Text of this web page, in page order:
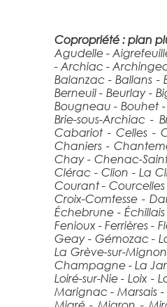
Copropriété : plan
Agudelle -
- Archiac -
Balanzac - Ballans -
Berneuil - Beurlay -
Bougneau - Bouhet
Brie-sous-Archiac -
Cabariot - Celles -
Chaniers -
Chay - Chenac-
Clérac - Clion - La
Courant -
Croix-Comtesse -
Échebrune - Échillais
Fenioux - Ferrières -
Geay - Gémozac -
La Grève-sur-
Champagne - La
Loiré-sur-Nie - Loix -
Marignac - Marsais